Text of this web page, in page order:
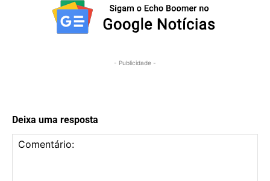
- Publicidade -
Deixa uma resposta